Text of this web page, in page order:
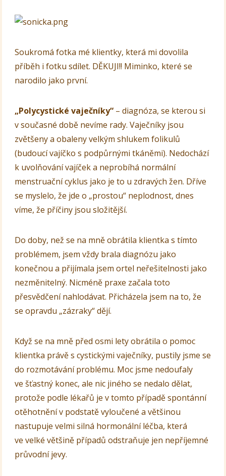
Soukromá fotka mé klientky, která mi dovolila
příběh i fotku sdílet. DĚKUJI!! Miminko, které se
narodilo jako první.
„Polycystické vaječníky“ – diagnóza, se kterou si
v současné době nevíme rady. Vaječníky jsou
zvětšeny a obaleny velkým shlukem folikulů
(budoucí vajíčko s podpůrnými tkáněmi). Nedochází
k uvolňování vajíček a neprobíhá normální
menstruační cyklus jako je to u zdravých žen. Dříve
se myslelo, že jde o „prostou“ neplodnost, dnes
víme, že příčiny jsou složitější.
Do doby, než se na mně obrátila klientka s tímto
problémem, jsem vždy brala diagnózu jako
konečnou a přijímala jsem ortel neřešitelnosti jako
nezměnitelný. Nicméně praxe začala toto
přesvědčení nahlodávat. Přicházela jsem na to, že
se opravdu „zázraky“ dějí.
Když se na mně před osmi lety obrátila o pomoc
klientka právě s cystickými vaječníky, pustily jsme se
do rozmotávání problému. Moc jsme nedoufaly
ve šťastný konec, ale nic jiného se nedalo dělat,
protože podle lékařů je v tomto případě spontánní
otěhotnění v podstatě vyloučené a většinou
nastupuje velmi silná hormonální léčba, která
ve velké většině případů odstraňuje jen nepříjemné
průvodní jevy.